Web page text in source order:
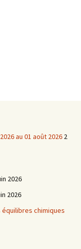
au 01 août 2026 2
2026
2026
équilibres chimiques